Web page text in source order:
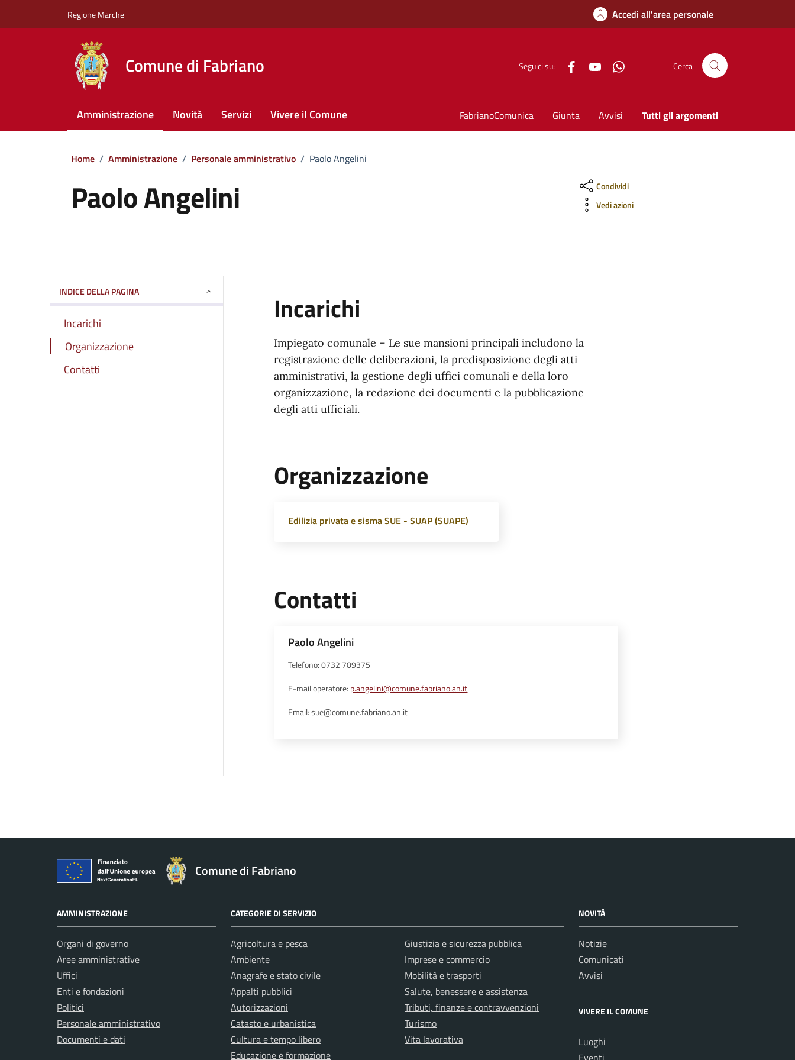
Regione Marche Accedi all'area personale
Comune di Fabriano Seguici su: FacebookYouTube Cerca
Amministrazione Novità Servizi Vivere il Comune FabrianoComunica Giunta Avvisi Tutti gli argomenti
Home / Amministrazione / Personale amministrativo / Paolo Angelini
Paolo Angelini
Condividi
Vedi azioni
INDICE DELLA PAGINA
Incarichi
Organizzazione
Contatti
Incarichi
Impiegato comunale – Le sue mansioni principali includono la
registrazione delle deliberazioni, la predisposizione degli atti
amministrativi, la gestione degli uffici comunali e della loro
organizzazione, la redazione dei documenti e la pubblicazione
degli atti ufficiali.
Organizzazione
Edilizia privata e sisma SUE - SUAP (SUAPE)
Contatti
Paolo Angelini
Telefono: 0732 709375
E-mail operatore: p.angelini@comune.fabriano.an.it
Email: sue@comune.fabriano.an.it
Comune di Fabriano
AMMINISTRAZIONE
Organi di governo
Aree amministrative
Uffici
Enti e fondazioni
Politici
Personale amministrativo
Documenti e dati
CATEGORIE DI SERVIZIO
Agricoltura e pesca
Ambiente
Anagrafe e stato civile
Appalti pubblici
Autorizzazioni
Catasto e urbanistica
Cultura e tempo libero
Educazione e formazione
Giustizia e sicurezza pubblica
Imprese e commercio
Mobilità e trasporti
Salute, benessere e assistenza
Tributi, finanze e contravvenzioni
Turismo
Vita lavorativa
NOVITÀ
Notizie
Comunicati
Avvisi
VIVERE IL COMUNE
Luoghi